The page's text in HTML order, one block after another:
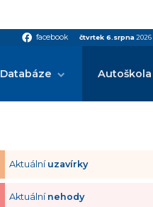
facebook facebook čtvrtek 6.srpna 2026
Databáze Autoškola
Aktuální uzavírky
Aktuální nehody